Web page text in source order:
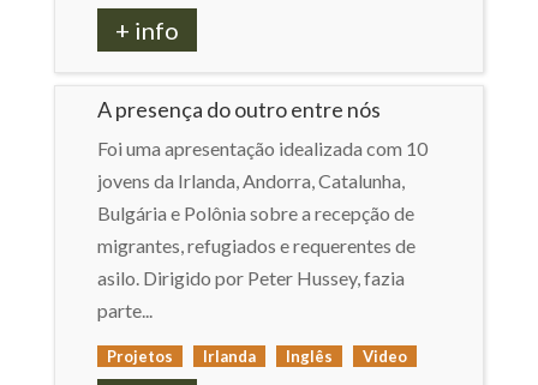
+ info
A presença do outro entre nós
Foi uma apresentação idealizada com 10
jovens da Irlanda, Andorra, Catalunha,
Bulgária e Polônia sobre a recepção de
migrantes, refugiados e requerentes de
asilo. Dirigido por Peter Hussey, fazia
parte...
Projetos Irlanda Inglês Video